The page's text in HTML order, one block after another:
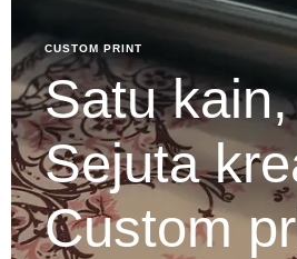
CUSTOM PRINT
Satu kain,
Sejuta
Custom